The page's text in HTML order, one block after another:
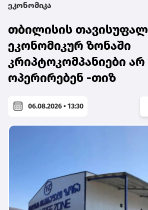
ეკონომიკა
თბილისის თავისუფალ
ეკონომიკურ ზონაში
კრიპტოკომპანიები არ
ოპერირებენ -თიზ
06.08.2026 • 13:30